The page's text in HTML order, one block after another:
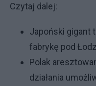
Czytaj dalej:
Japoński gigant
fabrykę pod
Polak
działania